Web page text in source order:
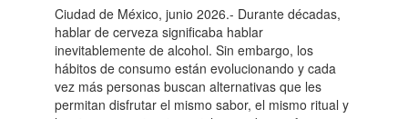
Ciudad de México, junio 2026.- Durante décadas,
hablar de cerveza significaba hablar
inevitablemente de alcohol. Sin embargo, los
hábitos de consumo están evolucionando y cada
vez más personas buscan alternativas que les
permitan disfrutar el mismo sabor, el mismo ritual y